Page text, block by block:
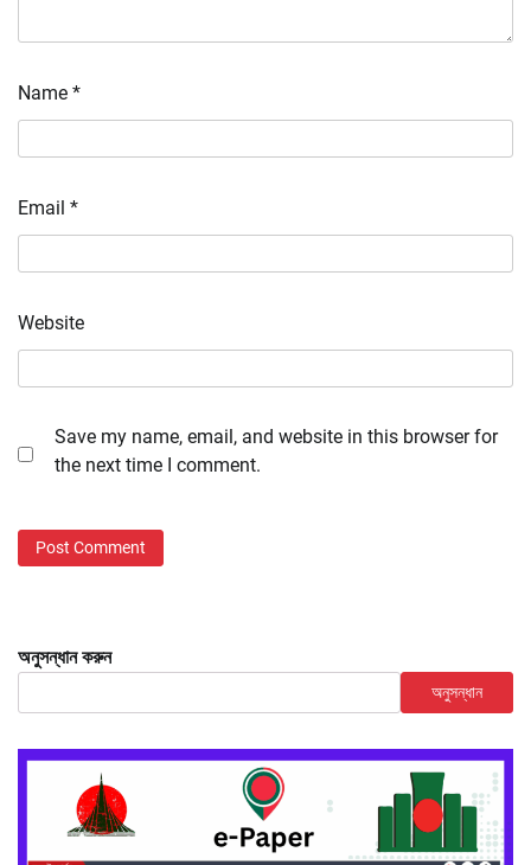
Name *
Email *
Website
Save my name, email, and website in this browser for
the next time I comment.
অনুসন্ধান করুন
অনুসন্ধান